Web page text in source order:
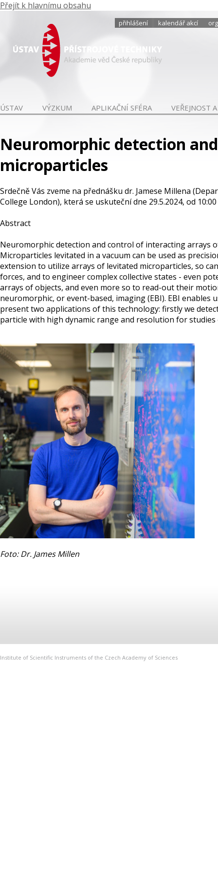
Přejít k hlavnímu obsahu
přihlášení kalendář akcí
ÚSTAV VÝZKUM APLIKAČNÍ SFÉRA VEŘEJNOST
Neuromorphic detection
microparticles
Srdečně Vás zveme na přednášku dr. Jamese Millena
College London), která se uskuteční dne 29.5.2024, od
Abstract
Neuromorphic detection and control of interacting arrays
Microparticles levitated in a vacuum can be used as
extension to utilize arrays of levitated microparticles, so
forces, and to engineer complex collective states - even
arrays of objects, and even more so to read-out their
neuromorphic, or event-based, imaging (EBI). EBI
present two applications of this technology: firstly we
particle with high dynamic range and resolution for
Foto: Dr. James Millen
Institute of Scientific Instruments of the Czech Academy of Sciences